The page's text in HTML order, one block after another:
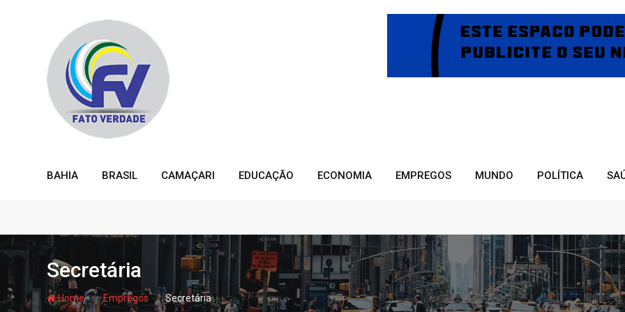
BAHIA BRASIL CAMAÇARI EDUCAÇÃO ECONOMIA EMPREGOS MUNDO POLÍTICA
Secretária
Home- hjEmpregos- hjSecretária